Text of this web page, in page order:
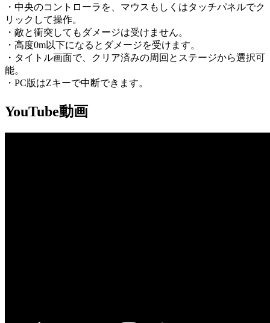
・中央のコントローラを、マウスもしくはタッチパネルでク
リックして操作。
・敵と衝突してもダメージは受けません。
・高度0m以下になるとダメージを受けます。
・タイトル画面で、クリア済みの周回とステージから選択可
能。
・PC版はZキーで中断できます。
YouTube動画